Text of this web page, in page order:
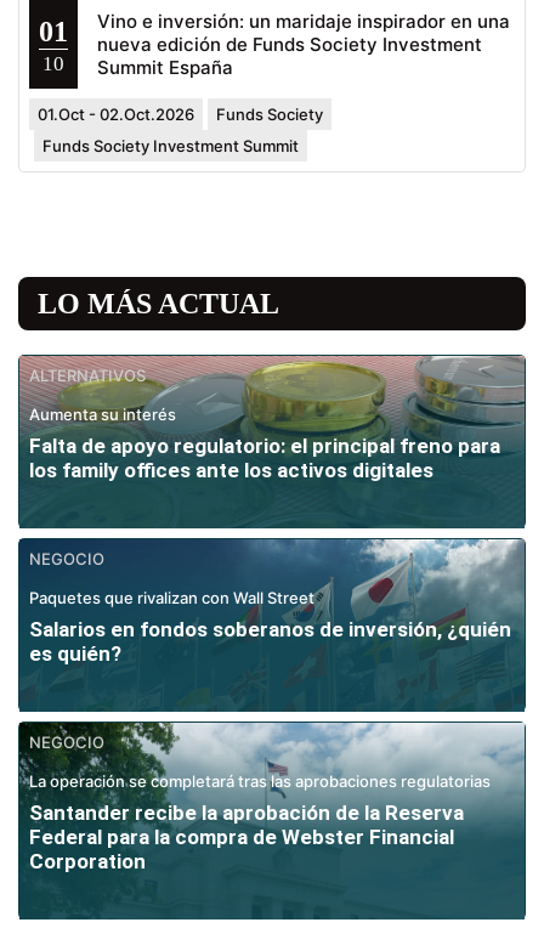
01
10
Vino e inversión: un maridaje inspirador en una
nueva edición de Funds Society Investment
Summit España
01.Oct - 02.Oct.2026
Funds Society
Funds Society Investment Summit
LO MÁS ACTUAL
ALTERNATIVOS
Aumenta su interés
Falta de apoyo regulatorio: el principal freno para
los family offices ante los activos digitales
NEGOCIO
Paquetes que rivalizan con Wall Street
Salarios en fondos soberanos de inversión, ¿quién
es quién?
NEGOCIO
La operación se completará tras las aprobaciones regulatorias
Santander recibe la aprobación de la Reserva
Federal para la compra de Webster Financial
Corporation